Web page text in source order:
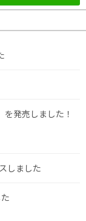
発売しました！
しました